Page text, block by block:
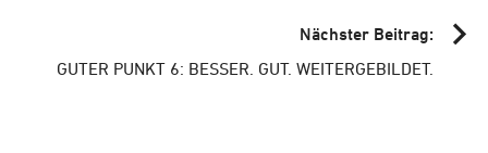
Nächster Beitrag:
GUTER PUNKT 6: BESSER. GUT. WEITERGEBILDET.